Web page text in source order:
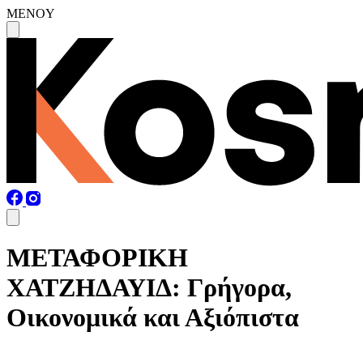
MENOY
ΜΕΤΑΦΟΡΙΚΗ
ΧΑΤΖΗΔΑΥΙΔ: Γρήγορα,
Οικονομικά και Αξιόπιστα